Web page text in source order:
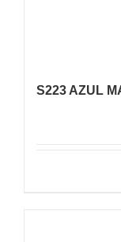
S223 AZUL